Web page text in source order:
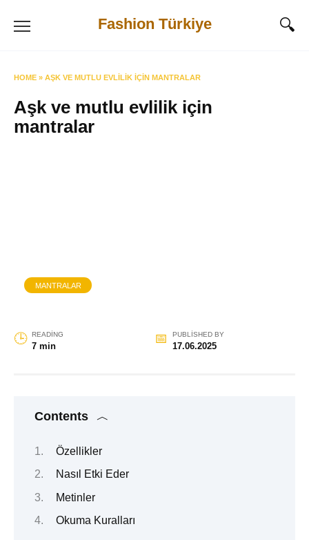
Fashion Türkiye
HOME » AŞK VE MUTLU EVLILIK IÇIN MANTRALAR
Aşk ve mutlu evlilik için
mantralar
MANTRALAR
READING
7 min
PUBLISHED BY
17.06.2025
Contents
Özellikler
Nasıl Etki Eder
Metinler
Okuma Kuralları